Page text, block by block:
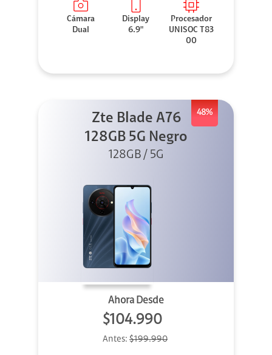
Cámara
Dual
Display
6.9"
Procesador
UNISOC T83
00
48%
Zte Blade A76
128GB 5G Negro
128GB / 5G
Ahora Desde
$104.990
Antes: $199.990